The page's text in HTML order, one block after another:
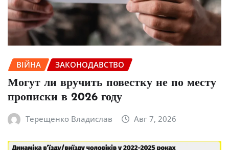
ВІЙНА ЗАКОНОДАВСТВО
Могут ли вручить повестку не по месту
прописки в 2026 году
Терещенко Владислав Авг 7, 2026